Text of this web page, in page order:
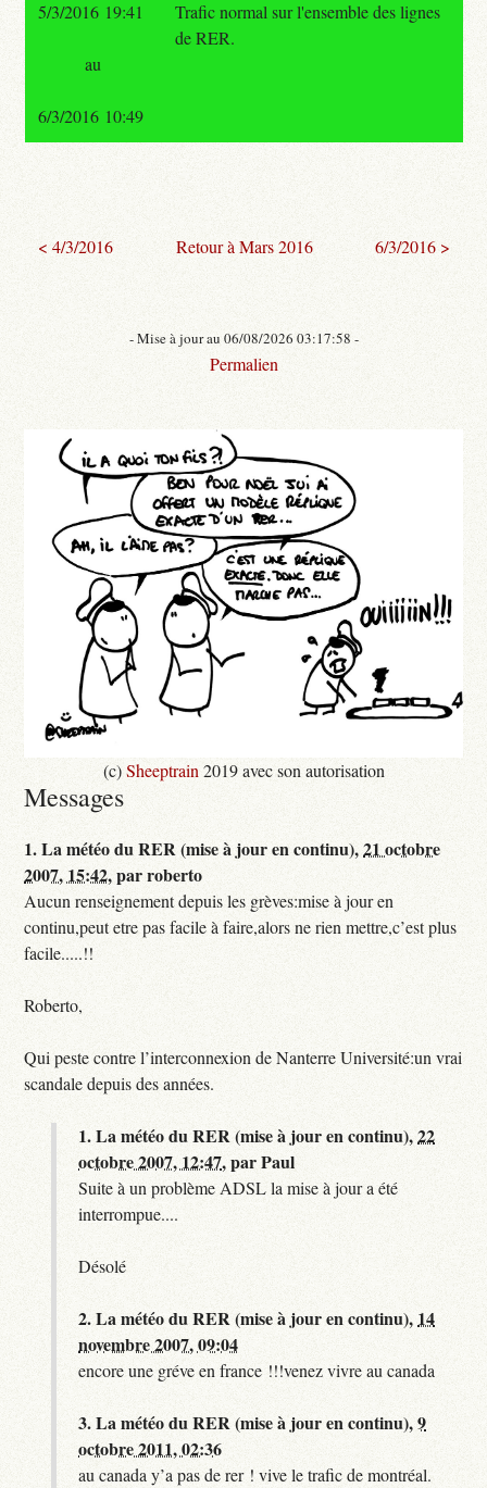
5/3/2016 19:41
Trafic normal sur l'ensemble des lignes
de RER.
au
6/3/2016 10:49
< 4/3/2016 Retour à Mars 2016 6/3/2016 >
- Mise à jour au 06/08/2026 03:17:58 -
Permalien
(c)Sheeptrain 2019 avec son autorisation
Messages
1.La météo du RER (mise à jour en continu),21 octobre
2007, 15:42,parroberto
Aucun renseignement depuis les grèves:mise à jour en
continu,peut etre pas facile à faire,alors ne rien mettre,c’est plus
facile.....!!
Roberto,
Qui peste contre l’interconnexion de Nanterre Université:un vrai
scandale depuis des années.
1.La météo du RER (mise à jour en continu),22
octobre 2007, 12:47,parPaul
Suite à un problème ADSL la mise à jour a été
interrompue....
Désolé
2.La météo du RER (mise à jour en continu), 14
novembre 2007, 09:04
encore une gréve en france !!!venez vivre au canada
3.La météo du RER (mise à jour en continu),9
octobre 2011, 02:36
au canada y’a pas de rer ! vive le trafic de montréal.